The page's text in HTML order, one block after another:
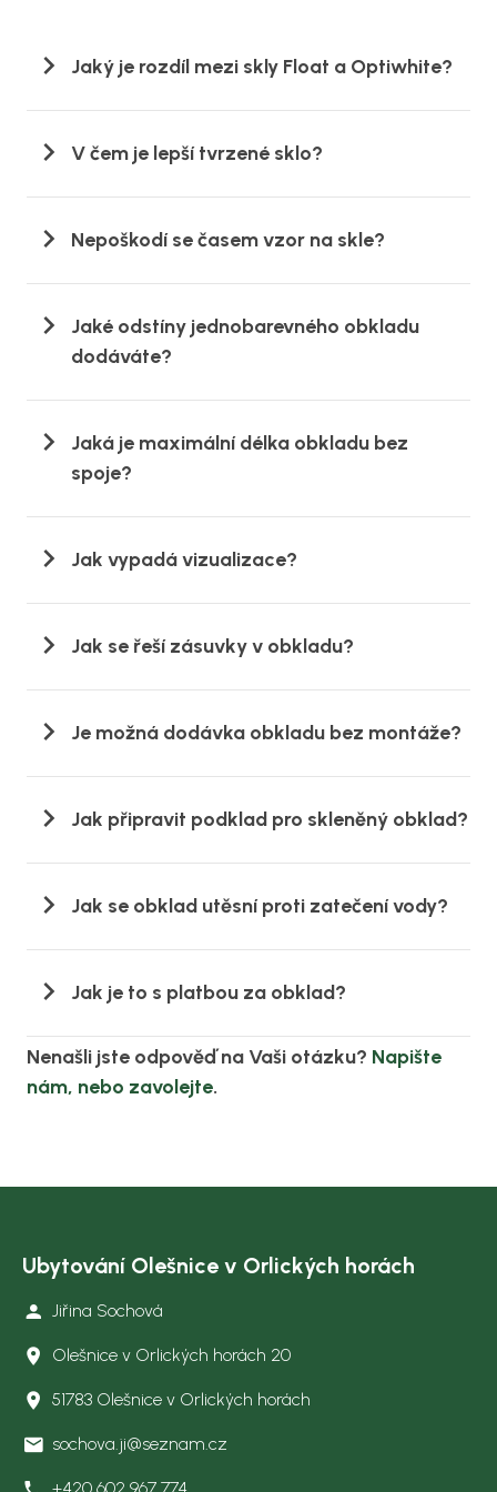
Jaký je rozdíl mezi skly Float a Optiwhite?
V čem je lepší tvrzené sklo?
Nepoškodí se časem vzor na skle?
Jaké odstíny jednobarevného obkladu
dodáváte?
Jaká je maximální délka obkladu bez
spoje?
Jak vypadá vizualizace?
Jak se řeší zásuvky v obkladu?
Je možná dodávka obkladu bez montáže?
Jak připravit podklad pro skleněný obklad?
Jak se obklad utěsní proti zatečení vody?
Jak je to s platbou za obklad?
Nenašli jste odpověď na Vaši otázku? Napište
nám, nebo zavolejte.
Ubytování Olešnice v Orlických horách
Jiřina Sochová
Olešnice v Orlických horách 20
51783 Olešnice v Orlických horách
sochova.ji@seznam.cz